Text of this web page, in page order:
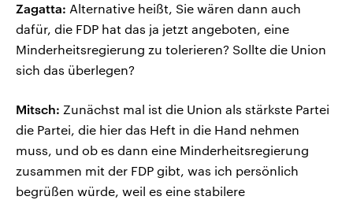
Zagatta: Alternative heißt, Sie wären dann auch
dafür, die FDP hat das ja jetzt angeboten, eine
Minderheitsregierung zu tolerieren? Sollte die Union
sich das überlegen?
Mitsch: Zunächst mal ist die Union als stärkste Partei
die Partei, die hier das Heft in die Hand nehmen
muss, und ob es dann eine Minderheitsregierung
zusammen mit der FDP gibt, was ich persönlich
begrüßen würde, weil es eine stabilere